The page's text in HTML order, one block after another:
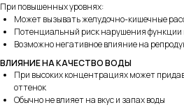
При повышенных уровнях:
Может вызывать желудочно-кишечные
Потенциальный риск нарушения функции
Возможно негативное влияние на
ВЛИЯНИЕ НА КАЧЕСТВО ВОДЫ
При высоких концентрациях может
оттенок
Обычно не влияет на вкус и запах воды